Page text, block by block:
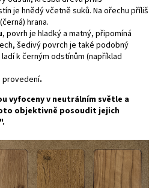
je hnědý včetně suků. Na ořechu příliš
hrana.
, povrh je hladký a matný, připomíná
šedivý povrch je také podobný
k černým odstínům (například
provedení.
vyfoceny v neutrálním světle a
objektivně posoudit jejich
".